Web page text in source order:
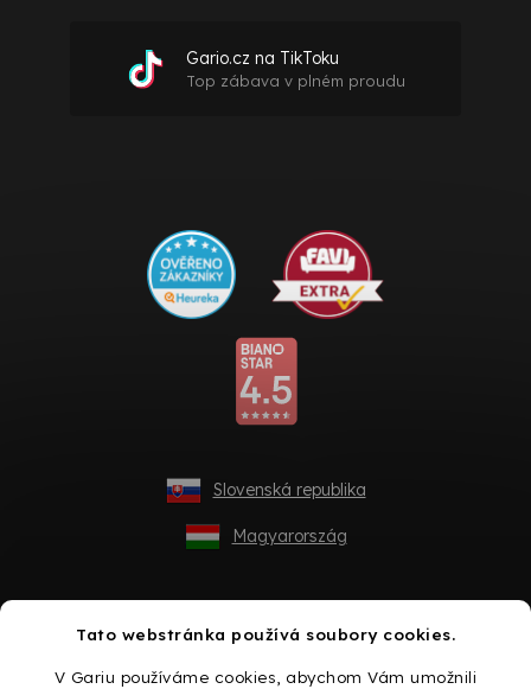
Tato webstránka používá soubory cookies.
V Gariu používáme cookies, abychom Vám umožnili
Gario.cz na TikToku
Top zábava v plném proudu
Slovenská republika
Magyarország